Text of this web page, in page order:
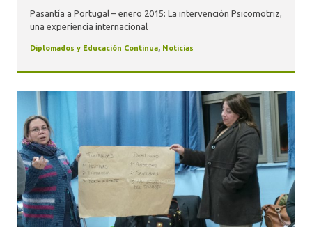
Pasantía a Portugal – enero 2015: La intervención Psicomotriz,
una experiencia internacional
Diplomados y Educación Continua, Noticias